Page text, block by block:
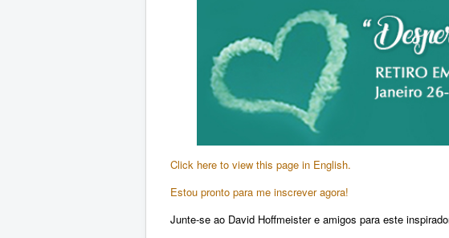
Click here to view this page in English.
Estou pronto para me inscrever agora!
Junte-se ao David Hoffmeister e amigos para este